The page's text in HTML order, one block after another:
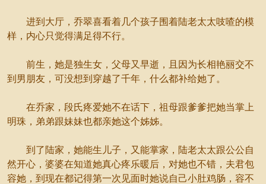
进到大厅，乔翠喜看着几个孩子围着陆老太太吱喳的模
样，内心只觉得满足得不行。
前生，她是独生女，父母又早逝，且因为长相艳丽交不
到男朋友，可没想到穿越了千年，什么都补给她了。
在乔家，段氏疼爱她不在话下，祖母跟爹爹把她当掌上
明珠，弟弟跟妹妹也都亲她这个姊姊。
到了陆家，她能生儿子，又能掌家，陆老太太跟公公自
然开心，婆婆在知道她真心疼乐暖后，对她也不错，夫君包
容她，到现在都记得第一次见面时她说自己小肚鸡肠，容不